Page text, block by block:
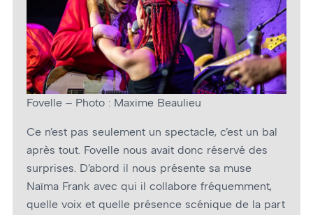
Fovelle – Photo : Maxime Beaulieu
Ce n’est pas seulement un spectacle, c’est un bal
après tout. Fovelle nous avait donc réservé des
surprises. D’abord il nous présente sa muse
Naïma Frank avec qui il collabore fréquemment,
quelle voix et quelle présence scénique de la part